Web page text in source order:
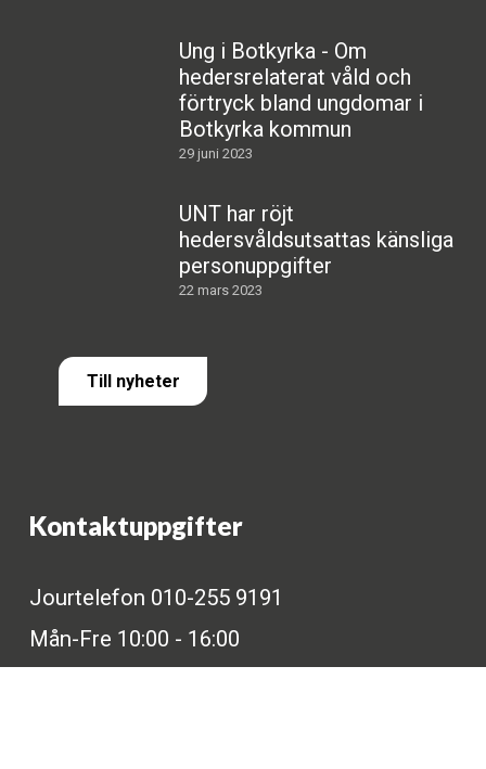
Ung i Botkyrka - Om
hedersrelaterat våld och
förtryck bland ungdomar i
Botkyrka kommun
29 juni 2023
UNT har röjt
hedersvåldsutsattas känsliga
personuppgifter
22 mars 2023
Till nyheter
Kontaktuppgifter
Jourtelefon 010-255 9191
Mån-Fre 10:00 - 16:00